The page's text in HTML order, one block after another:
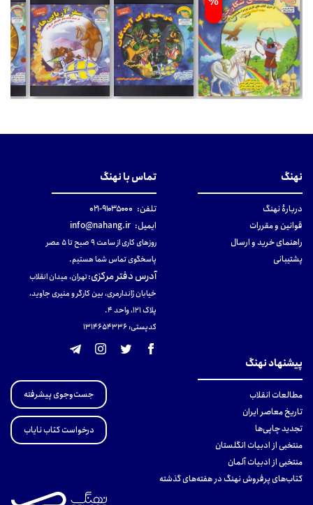
نهنگ
دربارهٔ نهنگ
قوانین و مقررات
راهنمای خرید و ارسال
پشتیبانی
تماس با نهنگ
تلفن: ۹۱۰۳۵۰۰۰-۰۲۱
ایمیل: info@nahang.ir
روزهای کاری از ساعت ۹ صبح تا ۵ عصر
پاسخگوی تماس شما هستیم.
آدرس دفتر مرکزی:تهران، میدان انقلاب
خیابان ژاندارمری، بین کارگر و منیری جاوید،
پلاک 121، واحد ۴.
کدپستی: 131465433۶
پیشنهاد نهنگ
مطالعات انقلاب
تاریخ معاصر ایران
تجدید چاپی‌ها
منتخبی از ادبیات انگلستان
منتخبی از ادبیات آلمان
کتاب‌های پرفروش نهنگ در هفته‌های گذشته
جست‌وجوی پیشرفته
درخواست کتاب نایاب